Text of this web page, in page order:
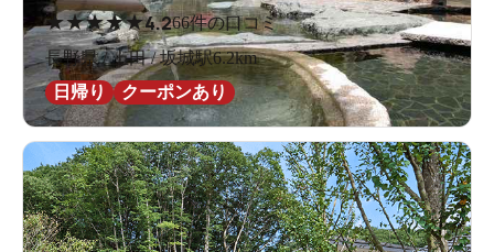
★★★★★4.266件の口コミ
長野県 / 上田 / 坂城駅6.2km
日帰り
クーポンあり